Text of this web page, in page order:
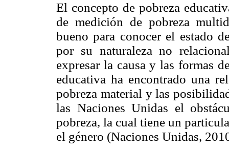
El concepto de pobreza
de medición de pobreza
bueno para conocer el estado
por su naturaleza no
expresar la causa y las formas
educativa ha encontrado una
pobreza material y las
las Naciones Unidas el
pobreza, la cual tiene un
el género (Naciones Unidas,